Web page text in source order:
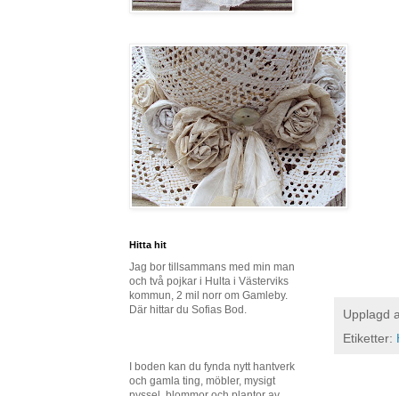
Upplagd
Etiketter:
Hitta hit
Jag bor tillsammans med min man
och två pojkar i Hulta i Västerviks
kommun, 2 mil norr om Gamleby.
Där hittar du Sofias Bod.
I boden kan du fynda nytt hantverk
och gamla ting, möbler, mysigt